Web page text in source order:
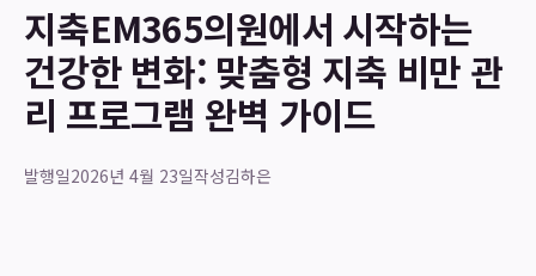
지축EM365의원에서 시작하는
건강한 변화: 맞춤형 지축 비만 관
리 프로그램 완벽 가이드
발행일2026년 4월 23일작성김하은